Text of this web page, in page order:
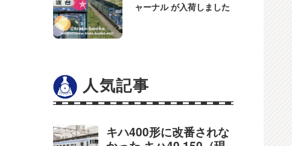
ャーナル が入荷しました
人気記事